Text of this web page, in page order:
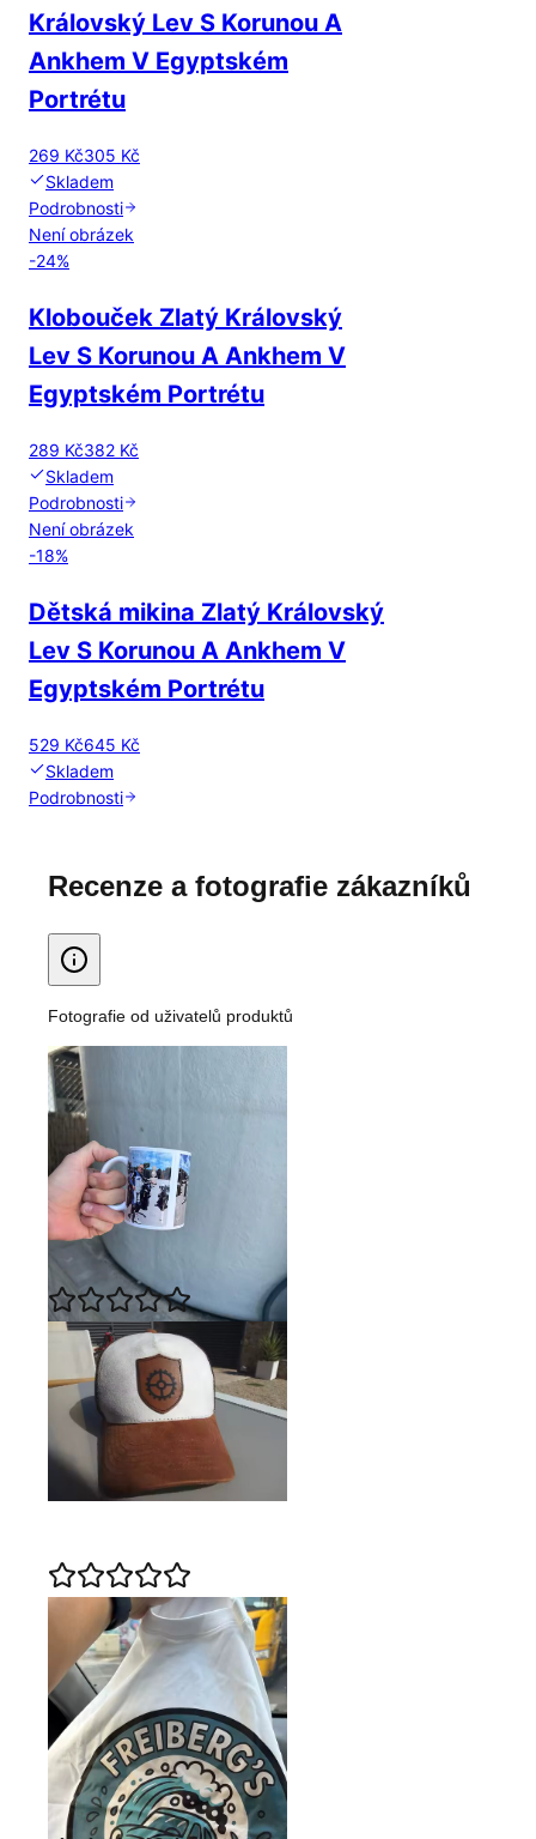
Královský Lev S Korunou A
Ankhem V Egyptském
Portrétu
269 Kč305 Kč
Skladem
Podrobnosti
Není obrázek
-24%
Klobouček Zlatý Královský
Lev S Korunou A Ankhem V
Egyptském Portrétu
289 Kč382 Kč
Skladem
Podrobnosti
Není obrázek
-18%
Dětská mikina Zlatý Královský
Lev S Korunou A Ankhem V
Egyptském Portrétu
529 Kč645 Kč
Skladem
Podrobnosti
Recenze a fotografie zákazníků
Fotografie od uživatelů produktů